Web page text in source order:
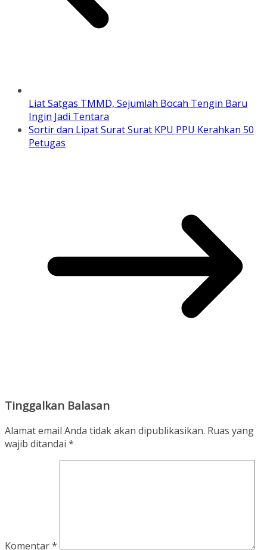
Liat Satgas TMMD, Sejumlah Bocah Tengin Baru
Ingin Jadi Tentara
Sortir dan Lipat Surat Surat KPU PPU Kerahkan 50
Petugas
Tinggalkan Balasan
Alamat email Anda tidak akan dipublikasikan. Ruas yang
wajib ditandai *
Komentar*